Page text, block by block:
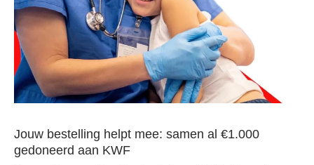
Jouw bestelling helpt mee: samen al €1.000
gedoneerd aan KWF